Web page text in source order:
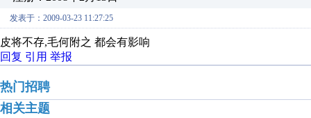
发表于：2009-03-23 11:27:25
皮将不存,毛何附之 都会有影响
回复 引用 举报
热门招聘
相关主题